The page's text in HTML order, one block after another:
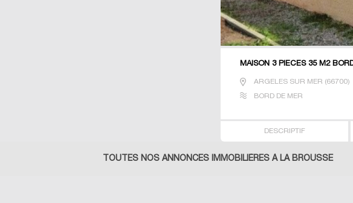
MAISON 3 PIECES 35 M2
ARGELES SUR MER (66700)
BORD DE MER
DESCRIPTIF
TOUTES NOS ANNONCES IMMOBILIÈRES À LA BROUSSE